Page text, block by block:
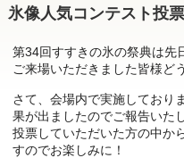
氷像人気コンテスト投
第34回すすきの氷の祭典は先
ご来場いただきました皆様ど
さて、会場内で実施しており
果が出ましたのでご報告いた
投票していただいた方の中か
すのでお楽しみに！